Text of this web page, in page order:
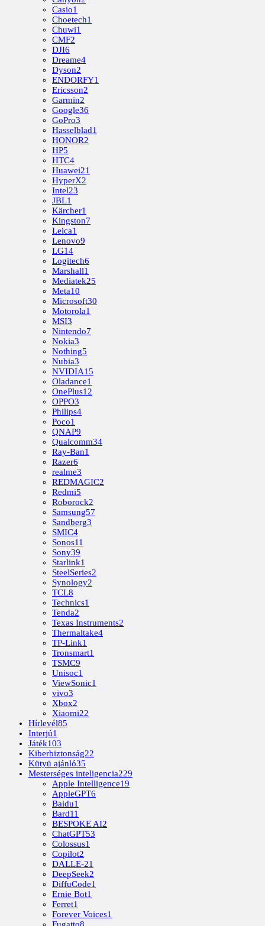
Casio1
Choetech1
Chuwi1
CMF2
DJI6
Dreame4
Dyson2
ENDORFY1
Ericsson2
Garmin2
Google36
GoPro3
Hasselblad1
HONOR2
HP5
HTC4
Huawei21
HyperX2
Intel23
JBL1
Kärcher1
Kingston7
Leica1
Lenovo9
LG14
Logitech6
Marshall1
Mediatek25
Meta10
Microsoft30
Motorola1
MSI3
Nintendo7
Nokia3
Nothing5
Nubia3
NVIDIA15
Oladance1
OnePlus12
OPPO3
Philips4
Poco1
QNAP9
Qualcomm34
Ray-Ban1
Razer6
realme3
REDMAGIC2
Redmi5
Roborock2
Samsung57
Sandberg3
SMIC4
Sonos11
Sony39
Starlink1
SteelSeries2
Synology2
TCL8
Technics1
Tenda2
Texas Instruments2
Thermaltake4
TP-Link1
Tronsmart1
TSMC9
Unisoc1
ViewSonic1
vivo3
Xbox2
Xiaomi22
Hírlevél85
Interjú1
Játék103
Kiberbiztonság22
Kütyü ajánló35
Mesterséges inteligencia229
Apple Intelligence19
AppleGPT6
Baidu1
Bard11
BESPOKE AI2
ChatGPT53
Colossus1
Copilot2
DALLE-21
DeepSeek2
DiffuCode1
Ernie Bot1
Ferret1
Forever Voices1